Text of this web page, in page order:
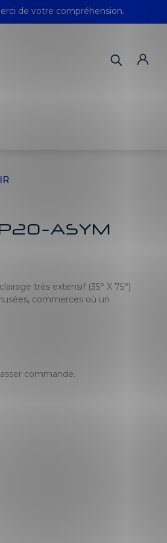
de votre compréhension.
ASYM
très extensif (35° X 75°)
commerces où un
commande.